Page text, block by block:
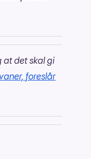
at det skal gi
foreslår